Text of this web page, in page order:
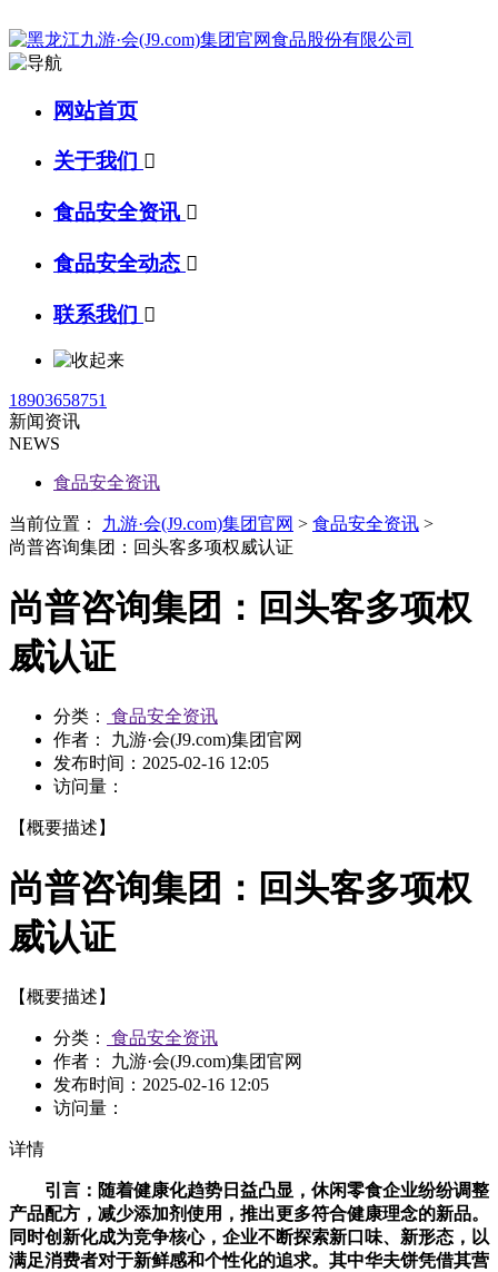
网站首页
关于我们 
食品安全资讯 
食品安全动态 
联系我们 
18903658751
新闻资讯
NEWS
食品安全资讯
当前位置： 九游·会(J9.com)集团官网 > 食品安全资讯 >
尚普咨询集团：回头客多项权威认证
尚普咨询集团：回头客多项权
威认证
分类：
食品安全资讯
作者： 九游·会(J9.com)集团官网
发布时间： 2025-02-16 12:05
访问量：
【概要描述】
尚普咨询集团：回头客多项权
威认证
【概要描述】
分类：
食品安全资讯
作者： 九游·会(J9.com)集团官网
发布时间： 2025-02-16 12:05
访问量：
详情
引言：随着健康化趋势日益凸显，休闲零食企业纷纷调整
产品配方，减少添加剂使用，推出更多符合健康理念的新品。
同时创新化成为竞争核心，企业不断探索新口味、新形态，以
满足消费者对于新鲜感和个性化的追求。其中华夫饼凭借其营